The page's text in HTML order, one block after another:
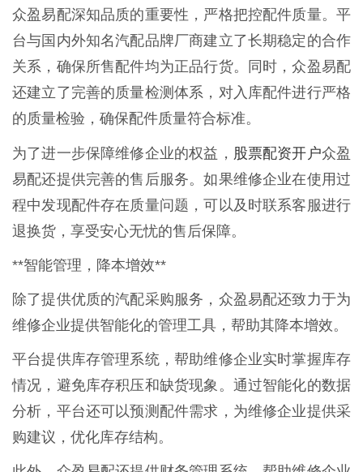
众盈易配深知品质的重要性，严格把控配件质量。平
台与国内外知名汽配品牌厂商建立了长期稳定的合作
关系，确保所售配件均为正品行货。同时，众盈易配
还建立了完善的质量检测体系，对入库配件进行严格
的质量检验，确保配件质量符合标准。
为了进一步保障维修企业的权益， 股票配资开户众盈
易配还提供完善的售后服务。如果维修企业在使用过
程中发现配件存在质量问题，可以及时联系客服进行
退换货，享受安心无忧的售后保障。
**智能管理，降本增效**
除了提供优质的汽配采购服务，众盈易配还致力于为
维修企业提供智能化的管理工具，帮助其降本增效。
平台提供库存管理系统，帮助维修企业实时掌握库存
情况，避免库存积压和缺货现象。通过智能化的数据
分析，平台还可以预测配件需求，为维修企业提供采
购建议，优化库存结构。